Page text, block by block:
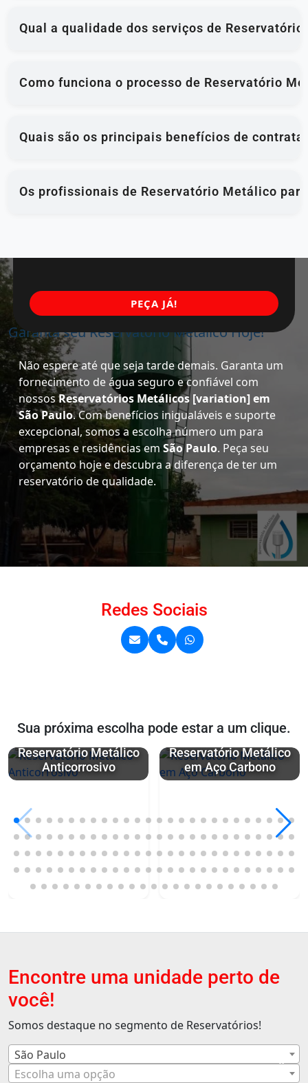
Qual a qualidade dos serviços de
Como funciona o processo de Reservatório
Quais são os principais benefícios de
Os profissionais de Reservatório Metálico
Garanta seu Reservatório Metálico Hoje!
Não espere até que seja tarde demais. Garanta um
fornecimento de água seguro e confiável com
nossosReservatórios Metálicos [variation] em
São Paulo. Com benefícios inigualáveis e suporte
excepcional, somos a escolha número um para
empresas e residências em São Paulo. Peça seu
orçamento hoje e descubra a diferença de ter um
reservatório de qualidade.
PEÇA JÁ!
Redes Sociais
Sua próxima escolha pode estar a um clique.
Reservatório Metálico
Anticorrosivo
Reservatório Metálico
em Aço Carbono
Encontre uma unidade perto de
você!
Somos destaque no segmento de Reservatórios!
×
São Paulo
Escolha uma opção